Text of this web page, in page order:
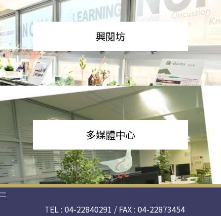
興閱坊
多媒體中心
:::
TEL : 04-22840291 / FAX : 04-22873454